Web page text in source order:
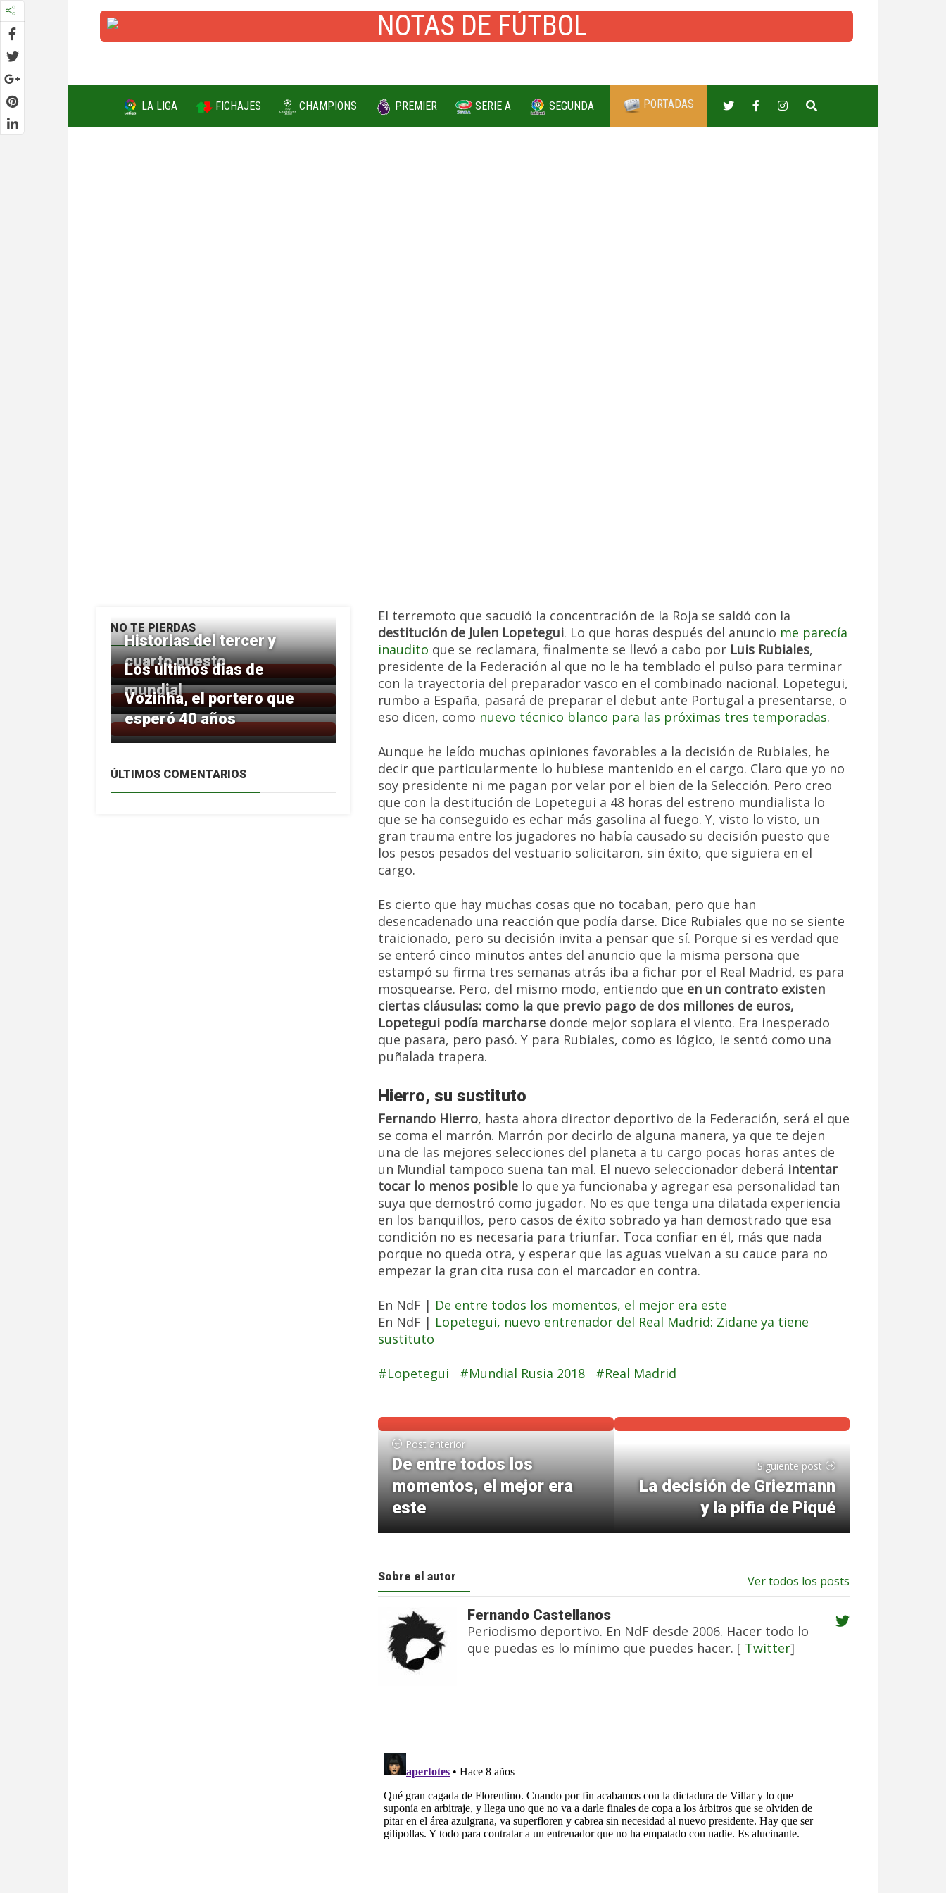
LA LIGA FICHAJES CHAMPIONS PREMIER SERIE A SEGUNDA PORTADAS
El terremoto que sacudió la concentración de la Roja se saldó con la
destitución de Julen Lopetegui. Lo que horas después del anuncio me parecía
inaudito que se reclamara, finalmente se llevó a cabo por Luis Rubiales,
presidente de la Federación al que no le ha temblado el pulso para terminar
con la trayectoria del preparador vasco en el combinado nacional. Lopetegui,
rumbo a España, pasará de preparar el debut ante Portugal a presentarse, o
eso dicen, como nuevo técnico blanco para las próximas tres temporadas.
Aunque he leído muchas opiniones favorables a la decisión de Rubiales, he
decir que particularmente lo hubiese mantenido en el cargo. Claro que yo no
soy presidente ni me pagan por velar por el bien de la Selección. Pero creo
que con la destitución de Lopetegui a 48 horas del estreno mundialista lo
que se ha conseguido es echar más gasolina al fuego. Y, visto lo visto, un
gran trauma entre los jugadores no había causado su decisión puesto que
los pesos pesados del vestuario solicitaron, sin éxito, que siguiera en el
cargo.
Es cierto que hay muchas cosas que no tocaban, pero que han
desencadenado una reacción que podía darse. Dice Rubiales que no se siente
traicionado, pero su decisión invita a pensar que sí. Porque si es verdad que
se enteró cinco minutos antes del anuncio que la misma persona que
estampó su firma tres semanas atrás iba a fichar por el Real Madrid, es para
mosquearse. Pero, del mismo modo, entiendo que en un contrato existen
ciertas cláusulas: como la que previo pago de dos millones de euros,
Lopetegui podía marcharse donde mejor soplara el viento. Era inesperado
que pasara, pero pasó. Y para Rubiales, como es lógico, le sentó como una
puñalada trapera.
Hierro, su sustituto
Fernando Hierro, hasta ahora director deportivo de la Federación, será el que
se coma el marrón. Marrón por decirlo de alguna manera, ya que te dejen
una de las mejores selecciones del planeta a tu cargo pocas horas antes de
un Mundial tampoco suena tan mal. El nuevo seleccionador deberá intentar
tocar lo menos posible lo que ya funcionaba y agregar esa personalidad tan
suya que demostró como jugador. No es que tenga una dilatada experiencia
en los banquillos, pero casos de éxito sobrado ya han demostrado que esa
condición no es necesaria para triunfar. Toca confiar en él, más que nada
porque no queda otra, y esperar que las aguas vuelvan a su cauce para no
empezar la gran cita rusa con el marcador en contra.
En NdF | De entre todos los momentos, el mejor era este
En NdF | Lopetegui, nuevo entrenador del Real Madrid: Zidane ya tiene
sustituto
Lopetegui Mundial Rusia 2018 Real Madrid
Post anterior
De entre todos los
momentos, el mejor era
este
Siguiente post
La decisión de Griezmann
y la pifia de Piqué
Sobre el autor Ver todos los posts
Fernando Castellanos
Periodismo deportivo. En NdF desde 2006. Hacer todo lo
que puedas es lo mínimo que puedes hacer. [ Twitter]
NO TE PIERDAS
Historias del tercer y
cuarto puesto
Los últimos días de
mundial
Vozinha, el portero que
esperó 40 años
ÚLTIMOS COMENTARIOS